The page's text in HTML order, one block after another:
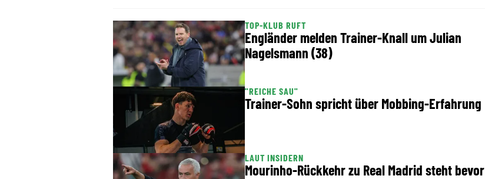
TOP-KLUB RUFT
Engländer melden Trainer-Knall um Julian
Nagelsmann (38)
"REICHE SAU"
Trainer-Sohn spricht über Mobbing-Erfahrung
LAUT INSIDERN
Mourinho-Rückkehr zu Real Madrid steht bevor